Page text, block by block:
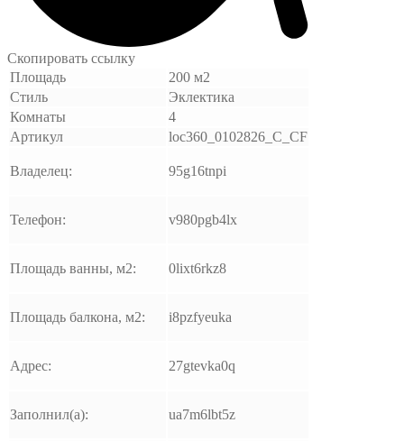
Скопировать ссылку
Площадь
200 м2
Стиль
Эклектика
Комнаты
4
Артикул
loc360_0102826_C_CF
Владелец: 95g16tnpi
Телефон: v980pgb4lx
Площадь ванны, м2: 0lixt6rkz8
Площадь балкона, м2: i8pzfyeuka
Адрес: 27gtevka0q
Заполнил(а): ua7m6lbt5z